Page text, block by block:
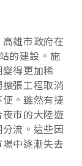
雄市政府在
的建設。施
得更加稀
張工程取消
。雖然有捷
市的大陸遊
流。這些因
中逐漸失去